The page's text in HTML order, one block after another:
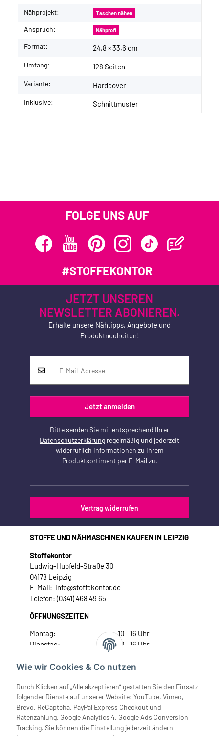
Wie wir Cookies & Co nutzen
Durch Klicken auf „Alle akzeptieren“ gestatten Sie den Einsatz
folgender Dienste auf unserer Website: YouTube, Vimeo,
Brevo, ReCaptcha, PayPal Express Checkout und
Ratenzahlung, Google Analytics 4, Google Ads Conversion
Tracking. Sie können die Einstellung jederzeit ändern
Nähprojekt: Taschen nähen
Anspruch: Nähprofi
Format: 24,8 × 33,6 cm
Umfang: 128 Seiten
Variante: Hardcover
Inklusive: Schnittmuster
FOLGE UNS AUF
#STOFFEKONTOR
JETZT UNSEREN
NEWSLETTER ABONIEREN.
Erhalte unsere Nähtipps, Angebote und
Produktneuheiten!
Jetzt anmelden
Bitte senden Sie mir entsprechend Ihrer
Datenschutzerklärung regelmäßig und jederzeit
widerruflich Informationen zu Ihrem
Produktsortiment per E-Mail zu.
Vertrag widerrufen
STOFFE UND NÄHMASCHINEN KAUFEN IN LEIPZIG
Stoffekontor
Ludwig-Hupfeld-Straße 30
04178 Leipzig
E-Mail: info@stoffekontor.de
Telefon: (0341) 468 49 65
ÖFFNUNGSZEITEN
Montag:
10 - 16 Uhr
Dienstag:
10 - 16 Uhr
Donnerstag:
10 - 18 Uhr
Samstag:
10 - 14 Uhr
Unser Service
Rechtliches